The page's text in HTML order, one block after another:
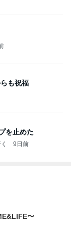
も祝福
を止めた
9日前
〜